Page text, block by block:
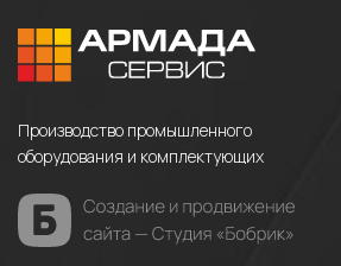
Производство промышленного
оборудования и комплектующих